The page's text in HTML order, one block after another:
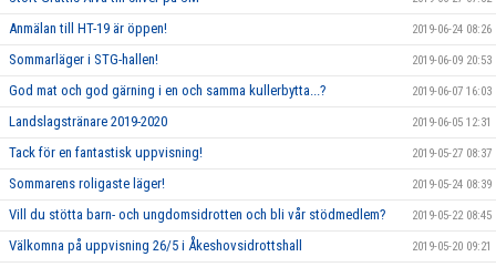
Anmälan till HT-19 är öppen! 2019-06-24 08:26
Sommarläger i STG-hallen! 2019-06-09 20:53
God mat och god gärning i en och samma kullerbytta...? 2019-06-07 16:03
Landslagstränare 2019-2020 2019-06-05 12:31
Tack för en fantastisk uppvisning! 2019-05-27 08:37
Sommarens roligaste läger! 2019-05-24 08:39
Vill du stötta barn- och ungdomsidrotten och bli vår stödmedlem? 2019-05-22 08:45
Välkomna på uppvisning 26/5 i Åkeshovsidrottshall 2019-05-20 09:21